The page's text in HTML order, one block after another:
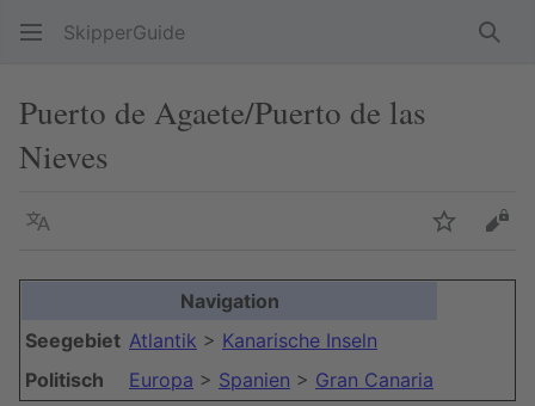
SkipperGuide
Puerto de Agaete/Puerto de las
Nieves
Sprache
Navigation
Seegebiet Atlantik > Kanarische Inseln
Politisch
Europa > Spanien > Gran Canaria